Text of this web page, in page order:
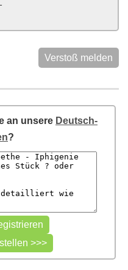
Verstoß melden
an unsere Deutsch-
?